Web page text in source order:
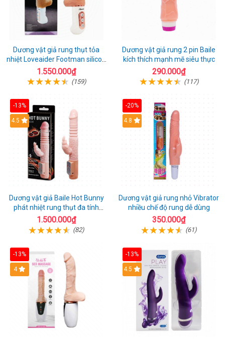
Dương vật giả rung thụt tỏa
nhiệt Loveaider Footman silicon
an toàn
1.550.000₫
(159)
Dương vật giả rung 2 pin Baile
kích thích mạnh mẽ siêu thực
290.000₫
(117)
-13%
Hot
4.5
Dương vật giả Baile Hot Bunny
phát nhiệt rung thụt đa tính
năng sạc điện
1.500.000₫
(82)
-20%
Hot
4.8
Dương vật giả rung nhỏ Vibrator
nhiều chế độ rung dễ dùng
350.000₫
(61)
-13%
Hot
4
-13%
Hot
4.5